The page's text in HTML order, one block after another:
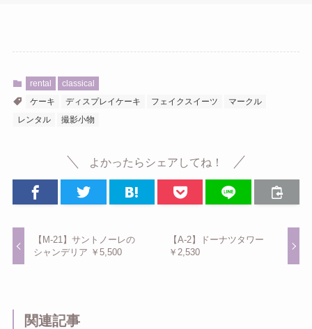
rental
classical
ケーキ
ディスプレイケーキ フェイクスイーツ
マークル
レンタル
撮影小物
よかったらシェアしてね！
【M-21】サントノーレの
シャンデリア ￥5,500
【A-2】ドーナツタワー
￥2,530
関連記事